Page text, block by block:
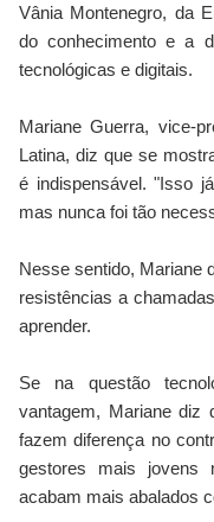
Vânia Montenegro, da
do conhecimento e a
tecnológicas e digitais.
Mariane Guerra, vice-
Latina, diz que se
é indispensável. "Isso
mas nunca foi tão
Nesse sentido, Mariane
resistências a
aprender.
Se na questão
vantagem, Mariane diz
fazem diferença no
gestores mais jovens
acabam mais abalados